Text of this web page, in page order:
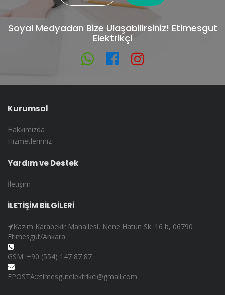
Soyal Medyadan Bize Ulaşabilirsiniz! Etimesgut
Elektrikçi
Kurumsal
Hakkımızda
Hizmetlerimiz
Yardım ve Destek
İletişim
İLETİŞİM BİLGİLERİ
Kazım Karabekir Mahallesi, Nene Hatun Sk. 16 b, 06790
Etimesgut/Ankara
GSM: +90 (554) 147 87 87
EPOSTA:etimesgutelektrikci@gmail.com